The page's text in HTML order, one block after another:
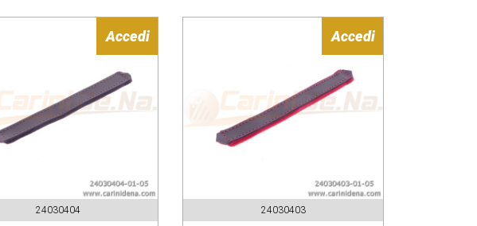
Accedi
24030404
Accedi
24030403